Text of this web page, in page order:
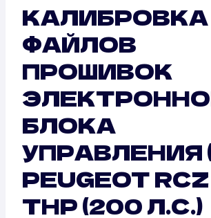
КАЛИБРОВКА
ФАЙЛОВ
ПРОШИВОК
БЛОКА
УПРАВЛЕНИЯ
PEUGEOT
THP (200 Л.С.)